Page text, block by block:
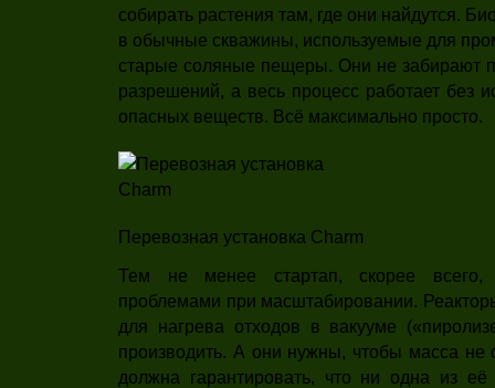
собирать растения там, где они найдутся.
в обычные скважины, используемые для
старые соляные пещеры. Они не забирают
разрешений, а весь процесс работает без
опасных веществ. Всё максимально просто.
Перевозная установка Charm
Тем не менее стартап, скорее всего,
проблемами при масштабировании.
для нагрева отходов в вакууме
производить. А они нужны, чтобы масса не
должна гарантировать, что ни одна из её